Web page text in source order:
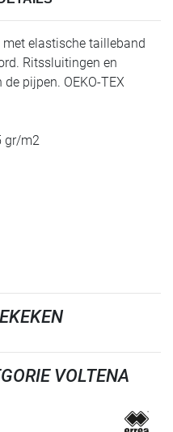
elastische tailleband
Ritssluitingen en
pijpen. OEKO-TEX
gr/m2
VOLTENA